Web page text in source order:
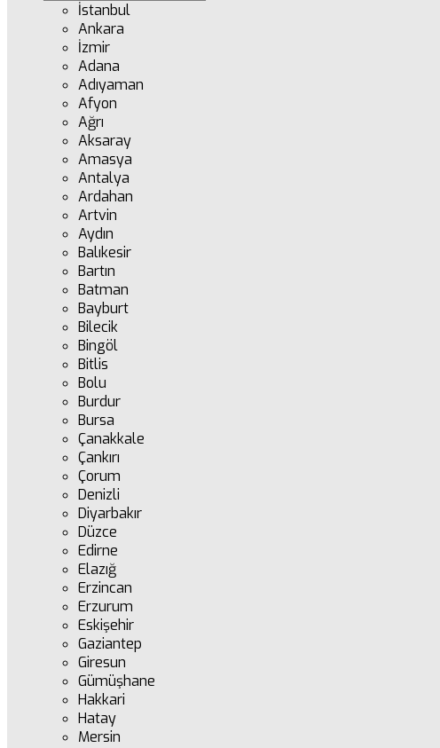
İstanbul
Ankara
İzmir
Adana
Adıyaman
Afyon
Ağrı
Aksaray
Amasya
Antalya
Ardahan
Artvin
Aydın
Balıkesir
Bartın
Batman
Bayburt
Bilecik
Bingöl
Bitlis
Bolu
Burdur
Bursa
Çanakkale
Çankırı
Çorum
Denizli
Diyarbakır
Düzce
Edirne
Elazığ
Erzincan
Erzurum
Eskişehir
Gaziantep
Giresun
Gümüşhane
Hakkari
Hatay
Mersin